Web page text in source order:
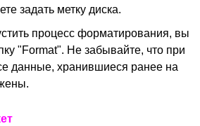
задать метку диска.
процесс форматирования, вы
"Format". Не забывайте, что при
данные, хранившиеся ранее на